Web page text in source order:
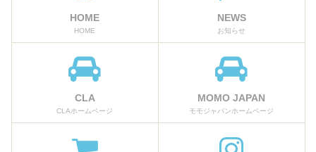
HOME
HOME
NEWS
お知らせ
CLA
CLAホームページ
MOMO JAPAN
モモジャパンホームページ